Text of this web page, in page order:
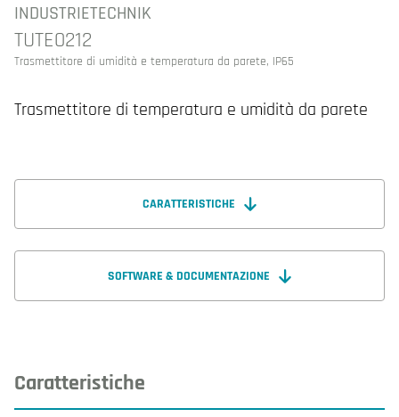
INDUSTRIETECHNIK
TUTE0212
Trasmettitore di umidità e temperatura da parete, IP65
Trasmettitore di temperatura e umidità da parete
CARATTERISTICHE
SOFTWARE & DOCUMENTAZIONE
Caratteristiche